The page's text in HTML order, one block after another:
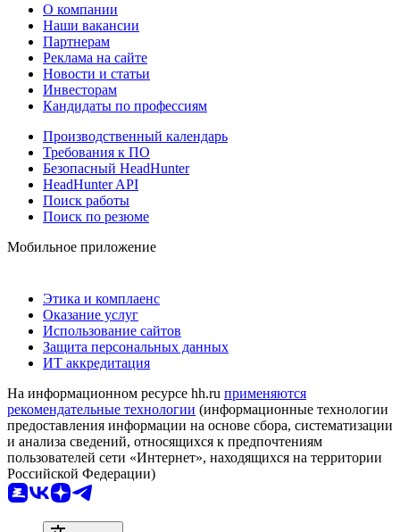
О компании
Наши вакансии
Партнерам
Реклама на сайте
Новости и статьи
Инвесторам
Кандидаты по профессиям
Производственный календарь
Требования к ПО
Безопасный HeadHunter
HeadHunter API
Поиск работы
Поиск по резюме
Мобильное приложение
Этика и комплаенс
Оказание услуг
Использование сайтов
Защита персональных данных
ИТ аккредитация
На информационном ресурсе hh.ru применяются
рекомендательные технологии (информационные технологии
предоставления информации на основе сбора, систематизации
и анализа сведений, относящихся к предпочтениям
пользователей сети «Интернет», находящихся на территории
Российской Федерации)